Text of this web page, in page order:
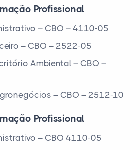
Profissional
– CBO – 4110-05
– CBO – 2522-05
Ambiental – CBO –
– CBO – 2512-10
Profissional
– CBO 4110-05